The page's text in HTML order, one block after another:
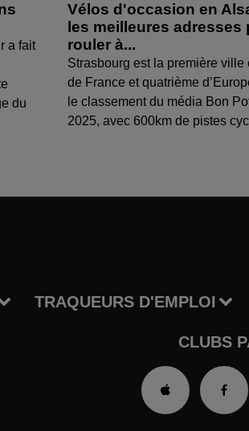
a fait
du
Vélos d'occasion en
les meilleures adresses
rouler à...
Strasbourg est la première ville
de France et quatrième
le classement du média Bon
2025, avec 600km de pistes
TRAQUEURS D'EMPLOI
CLUBS